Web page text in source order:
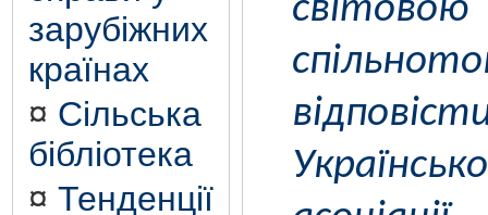
зарубіжних
країнах
¤ Сільська
бібліотека
¤ Тенденції